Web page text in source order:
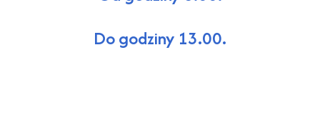
Do godziny 13.00.